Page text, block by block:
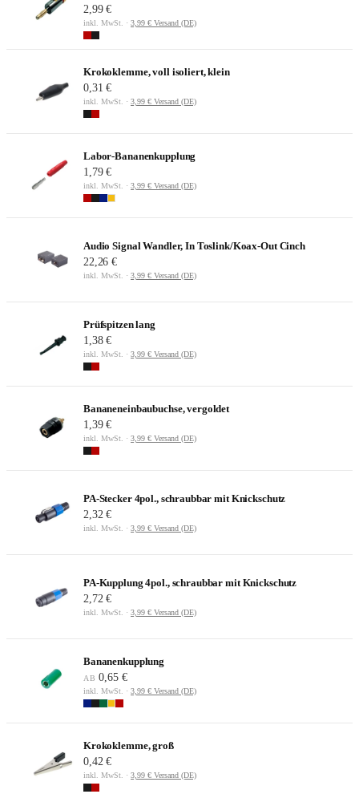
2,99 €
inkl. MwSt. · 3,99 € Versand (DE)
Krokoklemme, voll isoliert, klein
0,31 €
inkl. MwSt. · 3,99 € Versand (DE)
Labor-Bananenkupplung
1,79 €
inkl. MwSt. · 3,99 € Versand (DE)
Audio Signal Wandler, In Toslink/Koax-Out Cinch
22,26 €
inkl. MwSt. · 3,99 € Versand (DE)
Prüfspitzen lang
1,38 €
inkl. MwSt. · 3,99 € Versand (DE)
Bananeneinbaubuchse, vergoldet
1,39 €
inkl. MwSt. · 3,99 € Versand (DE)
PA-Stecker 4pol., schraubbar mit Knickschutz
2,32 €
inkl. MwSt. · 3,99 € Versand (DE)
PA-Kupplung 4pol., schraubbar mit Knickschutz
2,72 €
inkl. MwSt. · 3,99 € Versand (DE)
Bananenkupplung
AB 0,65 €
inkl. MwSt. · 3,99 € Versand (DE)
Krokoklemme, groß
0,42 €
inkl. MwSt. · 3,99 € Versand (DE)